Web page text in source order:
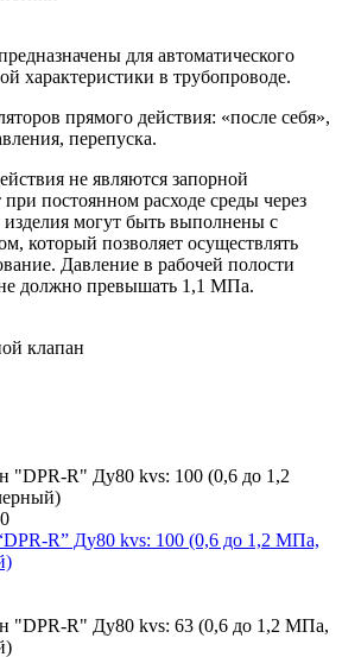
для автоматического
характеристики в трубопроводе.
прямого действия: «после себя»,
перепуска.
не являются запорной
постоянном расходе среды через
изделия могут быть выполнены с
который позволяет осуществлять
Давление в рабочей полости
должно превышать 1,1 МПа.
клапан
R” Ду80 kvs: 100 (0,6 до 1,2 МПа,